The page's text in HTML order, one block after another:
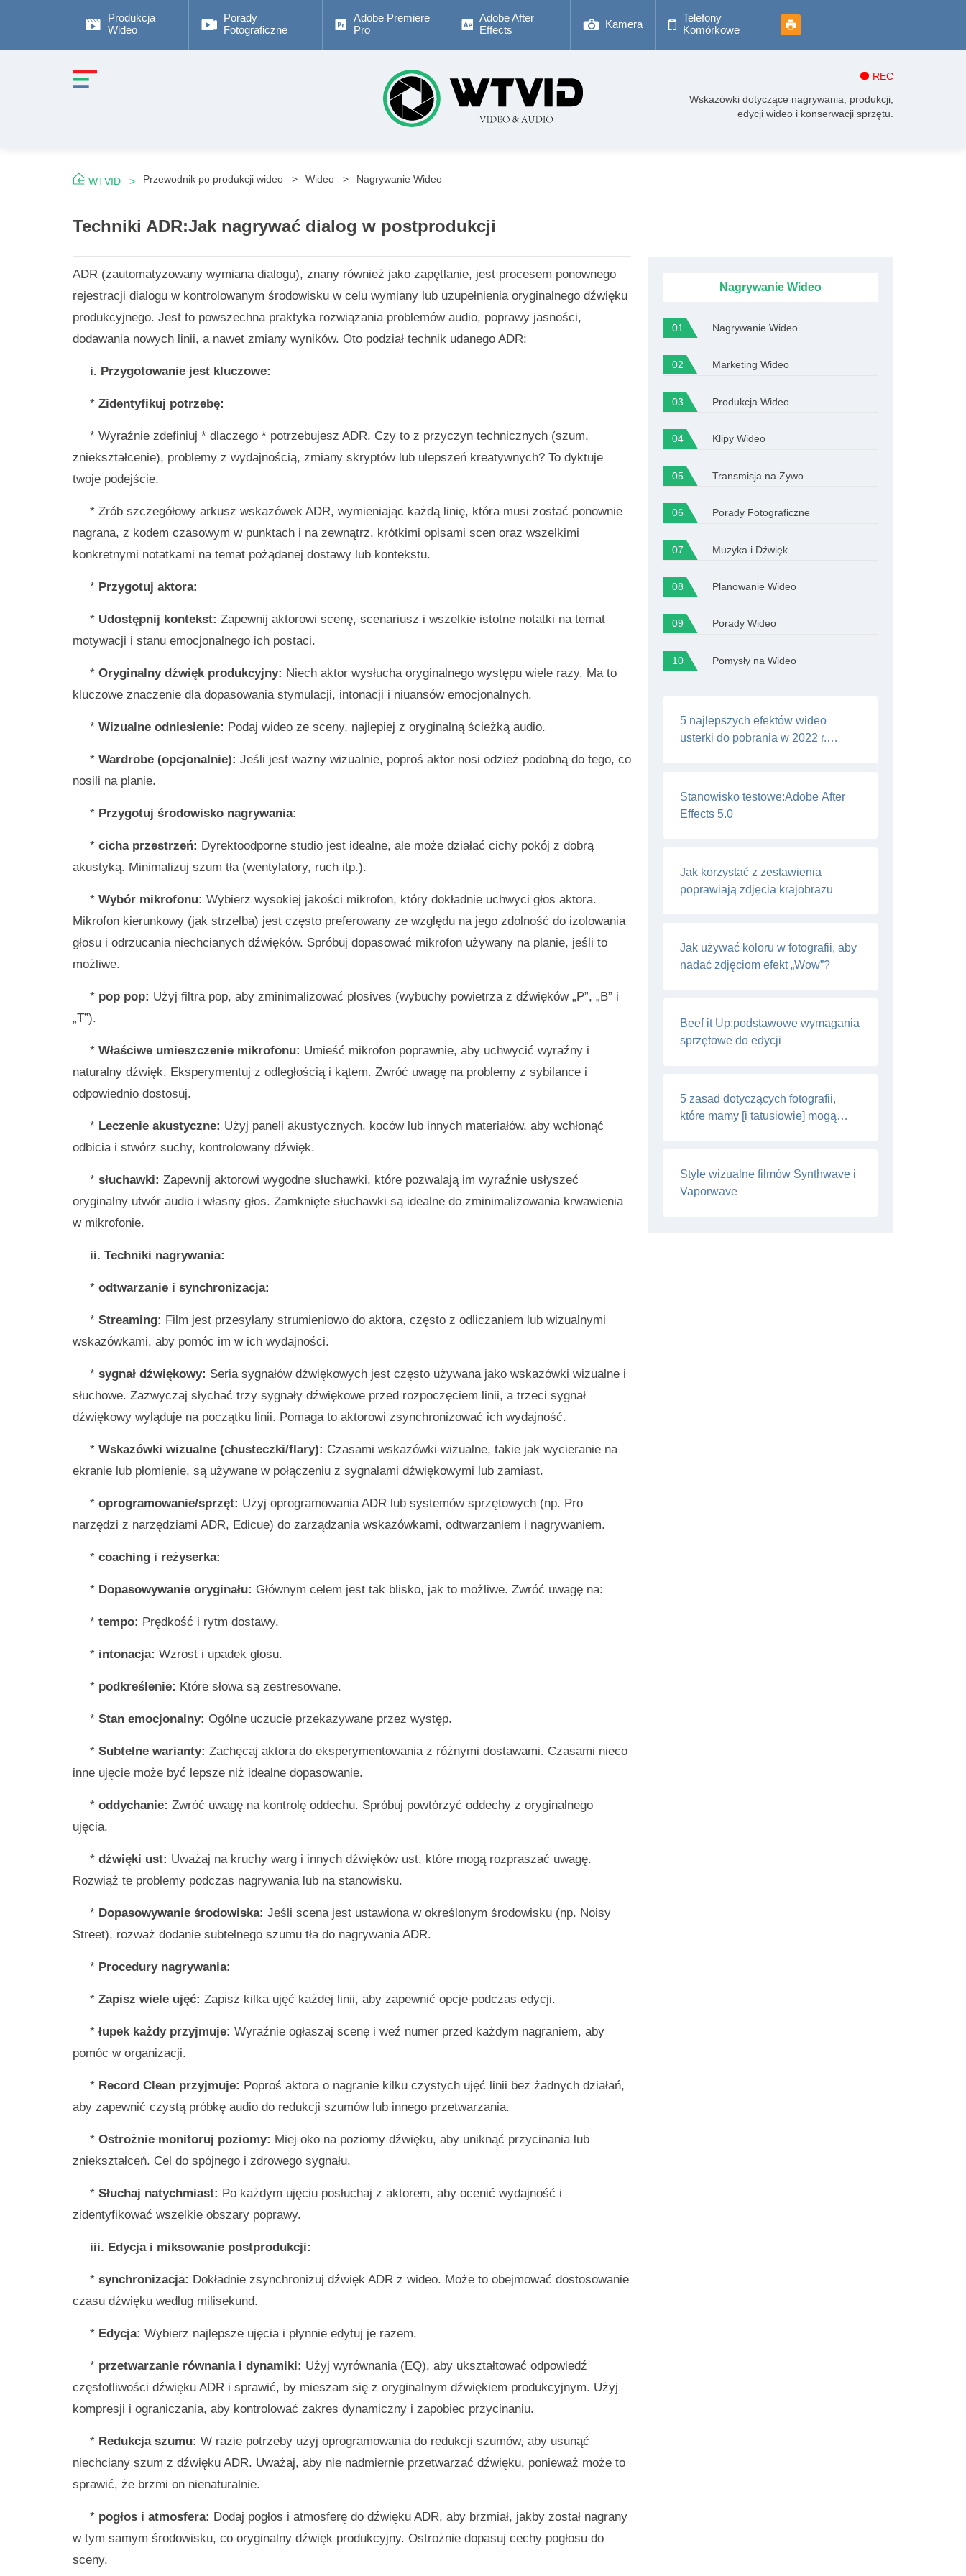
Produkcja
Wideo
Porady
Fotograficzne
Adobe Premiere
Pro
Adobe After
Effects
Kamera
Telefony
Komórkowe
REC
Wskazówki dotyczące nagrywania, produkcji,
edycji wideo i konserwacji sprzętu.
WTVID Przewodnik po produkcji wideo Wideo Nagrywanie Wideo
Techniki ADR:Jak nagrywać dialog w postprodukcji
ADR (zautomatyzowany wymiana dialogu), znany również jako zapętlanie, jest procesem ponownego
rejestracji dialogu w kontrolowanym środowisku w celu wymiany lub uzupełnienia oryginalnego dźwięku
produkcyjnego. Jest to powszechna praktyka rozwiązania problemów audio, poprawy jasności,
dodawania nowych linii, a nawet zmiany wyników. Oto podział technik udanego ADR:
i. Przygotowanie jest kluczowe:
* Zidentyfikuj potrzebę:
* Wyraźnie zdefiniuj * dlaczego * potrzebujesz ADR. Czy to z przyczyn technicznych (szum,
zniekształcenie), problemy z wydajnością, zmiany skryptów lub ulepszeń kreatywnych? To dyktuje
twoje podejście.
* Zrób szczegółowy arkusz wskazówek ADR, wymieniając każdą linię, która musi zostać ponownie
nagrana, z kodem czasowym w punktach i na zewnątrz, krótkimi opisami scen oraz wszelkimi
konkretnymi notatkami na temat pożądanej dostawy lub kontekstu.
* Przygotuj aktora:
* Udostępnij kontekst: Zapewnij aktorowi scenę, scenariusz i wszelkie istotne notatki na temat
motywacji i stanu emocjonalnego ich postaci.
* Oryginalny dźwięk produkcyjny: Niech aktor wysłucha oryginalnego występu wiele razy. Ma to
kluczowe znaczenie dla dopasowania stymulacji, intonacji i niuansów emocjonalnych.
* Wizualne odniesienie: Podaj wideo ze sceny, najlepiej z oryginalną ścieżką audio.
* Wardrobe (opcjonalnie): Jeśli jest ważny wizualnie, poproś aktor nosi odzież podobną do tego, co
nosili na planie.
* Przygotuj środowisko nagrywania:
* cicha przestrzeń: Dyrektoodporne studio jest idealne, ale może działać cichy pokój z dobrą
akustyką. Minimalizuj szum tła (wentylatory, ruch itp.).
* Wybór mikrofonu: Wybierz wysokiej jakości mikrofon, który dokładnie uchwyci głos aktora.
Mikrofon kierunkowy (jak strzelba) jest często preferowany ze względu na jego zdolność do izolowania
głosu i odrzucania niechcianych dźwięków. Spróbuj dopasować mikrofon używany na planie, jeśli to
możliwe.
* pop pop: Użyj filtra pop, aby zminimalizować plosives (wybuchy powietrza z dźwięków „P”, „B” i
„T”).
* Właściwe umieszczenie mikrofonu: Umieść mikrofon poprawnie, aby uchwycić wyraźny i
naturalny dźwięk. Eksperymentuj z odległością i kątem. Zwróć uwagę na problemy z sybilance i
odpowiednio dostosuj.
* Leczenie akustyczne: Użyj paneli akustycznych, koców lub innych materiałów, aby wchłonąć
odbicia i stwórz suchy, kontrolowany dźwięk.
* słuchawki: Zapewnij aktorowi wygodne słuchawki, które pozwalają im wyraźnie usłyszeć
oryginalny utwór audio i własny głos. Zamknięte słuchawki są idealne do zminimalizowania krwawienia
w mikrofonie.
ii. Techniki nagrywania:
* odtwarzanie i synchronizacja:
* Streaming: Film jest przesyłany strumieniowo do aktora, często z odliczaniem lub wizualnymi
wskazówkami, aby pomóc im w ich wydajności.
* sygnał dźwiękowy: Seria sygnałów dźwiękowych jest często używana jako wskazówki wizualne i
słuchowe. Zazwyczaj słychać trzy sygnały dźwiękowe przed rozpoczęciem linii, a trzeci sygnał
dźwiękowy wyląduje na początku linii. Pomaga to aktorowi zsynchronizować ich wydajność.
* Wskazówki wizualne (chusteczki/flary): Czasami wskazówki wizualne, takie jak wycieranie na
ekranie lub płomienie, są używane w połączeniu z sygnałami dźwiękowymi lub zamiast.
* oprogramowanie/sprzęt: Użyj oprogramowania ADR lub systemów sprzętowych (np. Pro
narzędzi z narzędziami ADR, Edicue) do zarządzania wskazówkami, odtwarzaniem i nagrywaniem.
* coaching i reżyserka:
* Dopasowywanie oryginału: Głównym celem jest tak blisko, jak to możliwe. Zwróć uwagę na:
* tempo: Prędkość i rytm dostawy.
* intonacja: Wzrost i upadek głosu.
* podkreślenie: Które słowa są zestresowane.
* Stan emocjonalny: Ogólne uczucie przekazywane przez występ.
* Subtelne warianty: Zachęcaj aktora do eksperymentowania z różnymi dostawami. Czasami nieco
inne ujęcie może być lepsze niż idealne dopasowanie.
* oddychanie: Zwróć uwagę na kontrolę oddechu. Spróbuj powtórzyć oddechy z oryginalnego
ujęcia.
* dźwięki ust: Uważaj na kruchy warg i innych dźwięków ust, które mogą rozpraszać uwagę.
Rozwiąż te problemy podczas nagrywania lub na stanowisku.
* Dopasowywanie środowiska: Jeśli scena jest ustawiona w określonym środowisku (np. Noisy
Street), rozważ dodanie subtelnego szumu tła do nagrywania ADR.
* Procedury nagrywania:
* Zapisz wiele ujęć: Zapisz kilka ujęć każdej linii, aby zapewnić opcje podczas edycji.
* łupek każdy przyjmuje: Wyraźnie ogłaszaj scenę i weź numer przed każdym nagraniem, aby
pomóc w organizacji.
* Record Clean przyjmuje: Poproś aktora o nagranie kilku czystych ujęć linii bez żadnych działań,
aby zapewnić czystą próbkę audio do redukcji szumów lub innego przetwarzania.
* Ostrożnie monitoruj poziomy: Miej oko na poziomy dźwięku, aby uniknąć przycinania lub
zniekształceń. Cel do spójnego i zdrowego sygnału.
* Słuchaj natychmiast: Po każdym ujęciu posłuchaj z aktorem, aby ocenić wydajność i
zidentyfikować wszelkie obszary poprawy.
iii. Edycja i miksowanie postprodukcji:
* synchronizacja: Dokładnie zsynchronizuj dźwięk ADR z wideo. Może to obejmować dostosowanie
czasu dźwięku według milisekund.
* Edycja: Wybierz najlepsze ujęcia i płynnie edytuj je razem.
* przetwarzanie równania i dynamiki: Użyj wyrównania (EQ), aby ukształtować odpowiedź
częstotliwości dźwięku ADR i sprawić, by mieszam się z oryginalnym dźwiękiem produkcyjnym. Użyj
kompresji i ograniczania, aby kontrolować zakres dynamiczny i zapobiec przycinaniu.
* Redukcja szumu: W razie potrzeby użyj oprogramowania do redukcji szumów, aby usunąć
niechciany szum z dźwięku ADR. Uważaj, aby nie nadmiernie przetwarzać dźwięku, ponieważ może to
sprawić, że brzmi on nienaturalnie.
* pogłos i atmosfera: Dodaj pogłos i atmosferę do dźwięku ADR, aby brzmiał, jakby został nagrany
w tym samym środowisku, co oryginalny dźwięk produkcyjny. Ostrożnie dopasuj cechy pogłosu do
sceny.
Nagrywanie Wideo
Nagrywanie Wideo
Marketing Wideo
Produkcja Wideo
Klipy Wideo
Transmisja na Żywo
Porady Fotograficzne
Muzyka i Dźwięk
Planowanie Wideo
Porady Wideo
Pomysły na Wideo
5 najlepszych efektów wideo
usterki do pobrania w 2022 r.
Stanowisko testowe:Adobe After
Effects 5.0
Jak korzystać z zestawienia
poprawiają zdjęcia krajobrazu
Jak używać koloru w fotografii, aby
nadać zdjęciom efekt „Wow”?
Beef it Up:podstawowe wymagania
sprzętowe do edycji
5 zasad dotyczących fotografii,
które mamy [i tatusiowie] mogą
Style wizualne filmów Synthwave i
Vaporwave